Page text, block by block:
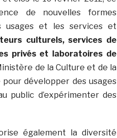
de nouvelles formes
usages et les services et
culturels, services de
privés et laboratoires de
de la Culture et de la
développer des usages
public d’expérimenter des
également la diversité